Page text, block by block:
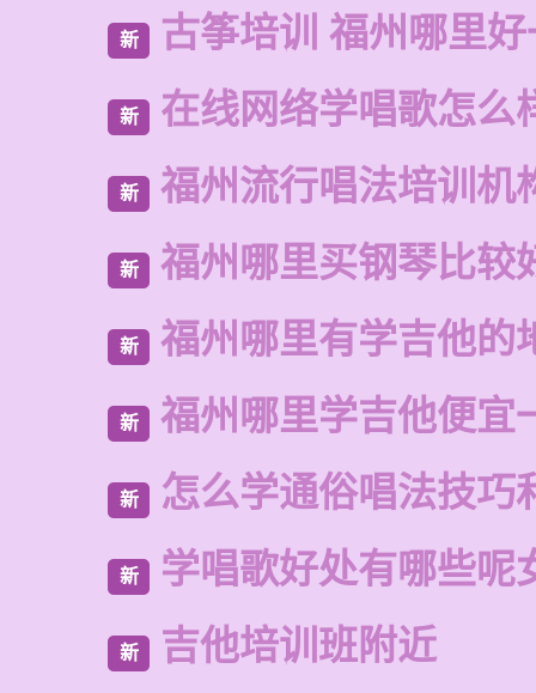
新 古筝培训 福州哪里
新 在线网络学唱歌怎么
新 福州流行唱法培训机
新 福州哪里买钢琴比较
新 福州哪里有学吉他的
新 福州哪里学吉他便宜
新 怎么学通俗唱法技巧
新 学唱歌好处有哪些呢
新 吉他培训班附近